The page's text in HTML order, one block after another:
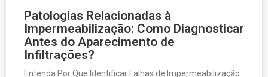
Patologias Relacionadas à
Impermeabilização: Como Diagnosticar
Antes do Aparecimento de
Infiltrações?
Entenda Por Que Identificar Falhas de Impermeabilização